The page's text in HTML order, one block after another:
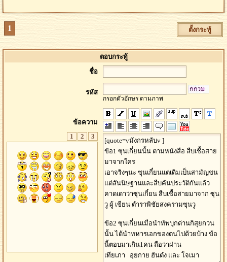
1 ตั้งกระทู้
ตอบกระทู้
ชื่อ
รหัส
กรอกตัวอักษร ตามภาพ
ข้อความ
1
2 3